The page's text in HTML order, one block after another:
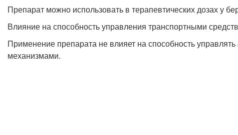
Препарат можно использовать в терапевтических дозах у
Влияние на способность управления транспортными
Применение препарата не влияет на способность
механизмами.